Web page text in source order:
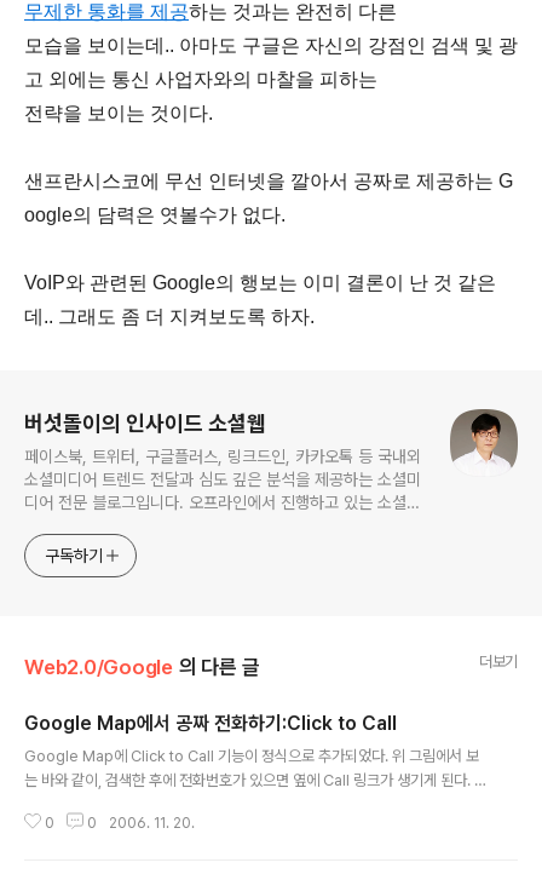
무제한 통화를 제공하는 것과는 완전히 다른
모습을 보이는데.. 아마도 구글은 자신의 강점인 검색 및 광
고 외에는 통신 사업자와의 마찰을 피하는
전략을 보이는 것이다.
샌프란시스코에 무선 인터넷을 깔아서 공짜로 제공하는 G
oogle의 담력은 엿볼수가 없다.
VoIP와 관련된 Google의 행보는 이미 결론이 난 것 같은
데.. 그래도 좀 더 지켜보도록 하자.
버섯돌이의 인사이드 소셜웹
페이스북, 트위터, 구글플러스, 링크드인, 카카오톡 등 국내외
소셜미디어 트렌드 전달과 심도 깊은 분석을 제공하는 소셜미
디어 전문 블로그입니다. 오프라인에서 진행하고 있는 소셜미
구독하기
Web2.0/Google 의 다른 글 더보기
Google Map에서 공짜 전화하기:Click to Call
Google Map에 Click to Call 기능이 정식으로 추가되었다. 위 그림에서 보
는 바와 같이, 검색한 후에 전화번호가 있으면 옆에 Call 링크가 생기게 된다. C
게 되고, 여기에 이용자가 전화번호를 입력한 다음, "Connect for free" 버튼
0 0 2006. 11. 20.